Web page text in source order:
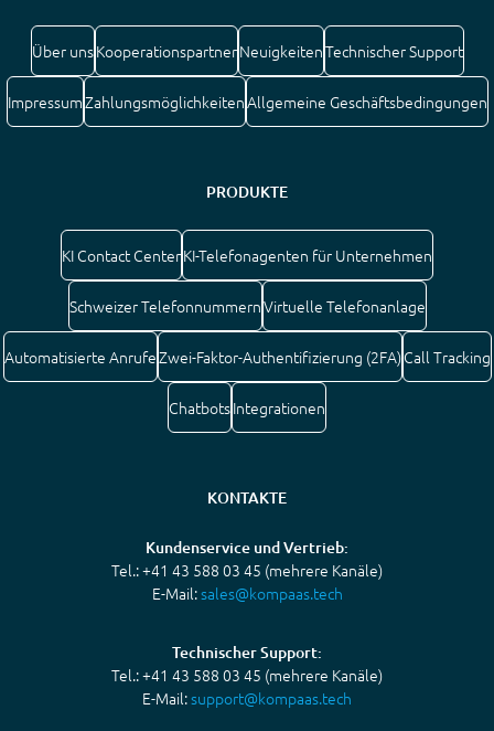
Über unsKooperationspartnerNeuigkeitenTechnischer Support
ImpressumZahlungsmöglichkeitenAllgemeine Geschäftsbedingungen
PRODUKTE
KI Contact CenterKI-Telefonagenten für Unternehmen
Schweizer TelefonnummernVirtuelle Telefonanlage
Automatisierte AnrufeZwei-Faktor-Authentifizierung (2FA)Call Tracking
ChatbotsIntegrationen
KONTAKTE
Kundenservice und Vertrieb:
Tel.: +41 43 588 03 45 (mehrere Kanäle)
E-Mail:sales@kompaas.tech
Technischer Support:
Tel.: +41 43 588 03 45 (mehrere Kanäle)
E-Mail:support@kompaas.tech